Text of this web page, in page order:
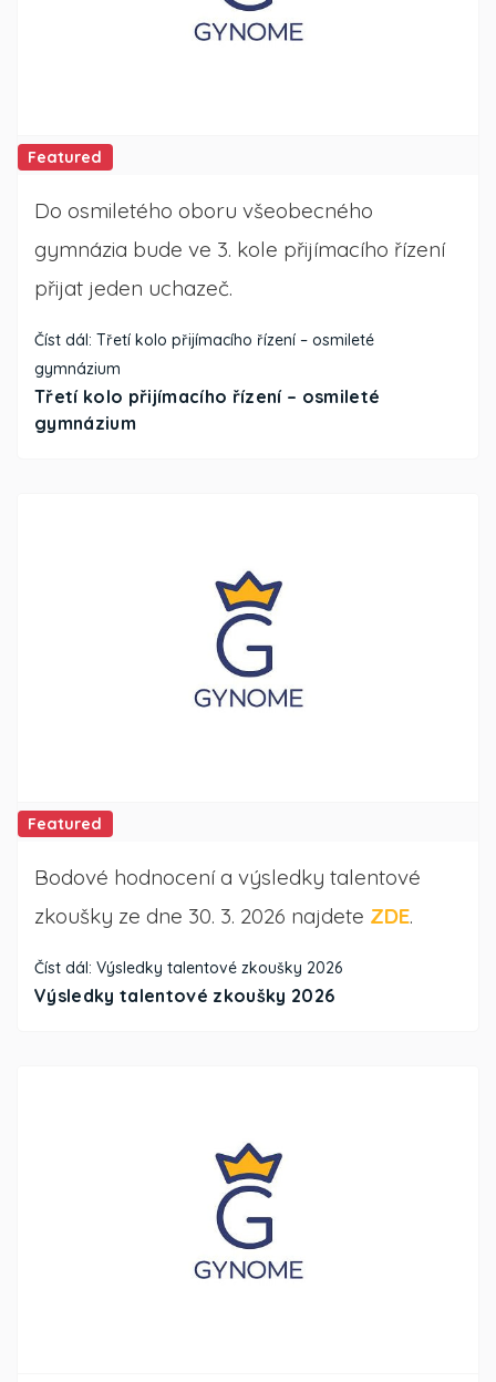
Featured
Třetí kolo přijímacího řízení – osmileté
gymnázium
Do osmiletého oboru všeobecného
gymnázia bude ve 3. kole přijímacího řízení
přijat jeden uchazeč.
Číst dál: Třetí kolo přijímacího řízení – osmileté
gymnázium
Featured
Výsledky talentové zkoušky 2026
Bodové hodnocení a výsledky talentové
zkoušky ze dne 30. 3. 2026 najdete ZDE.
Číst dál: Výsledky talentové zkoušky 2026